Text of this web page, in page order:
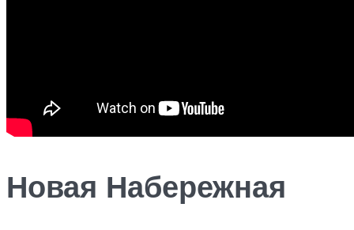
Новая Набережная